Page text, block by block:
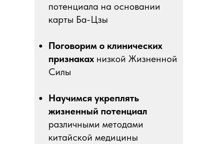
потенциала на основании
карты Ба-Цзы
Поговорим о клинических
признаках низкой Жизненной
Силы
Научимся укреплять
жизненный потенциал
различными методами
китайской медицины